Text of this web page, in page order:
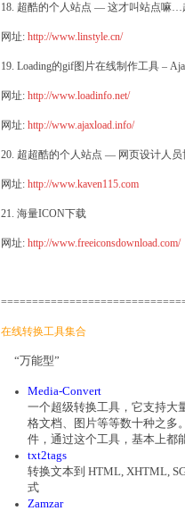
18. 超酷的个人站点 — 这才叫站点嘛
网址: http://www.linstyle.cn/
19. Loading的gif图片在线制作工具 –
网址: http://www.loadinfo.net/
网址: http://www.ajaxload.info/
20. 超超酷的个人站点 — 网页设计人员
网址: http://www.kaven115.com
21. 海量ICON下载
网址: http://www.freeiconsdownload.com/
在线转换工具集合
“万能型”
Media-Convert
一个超级转换工具，它支持大
格文档、图片等等数十种之多
件，通过这个工具，基本上都
txt2tags
转换文本到 HTML, XHTML,
式
Zamzar